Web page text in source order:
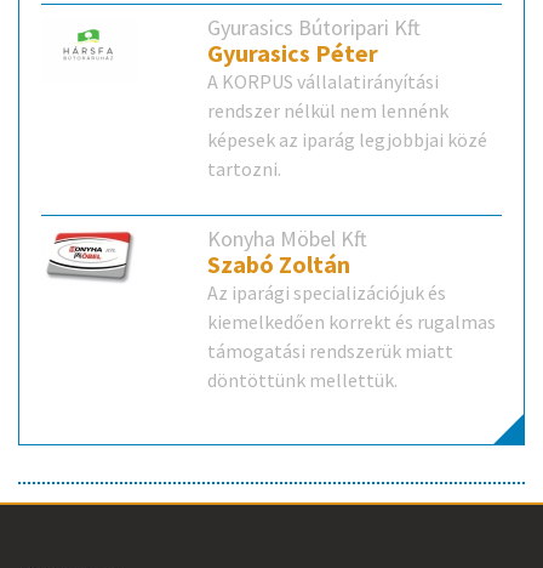
Gyurasics Bútoripari Kft.
Gyurasics Péter
A KORPUS vállalatirányítási
rendszer nélkül nem lennénk
képesek az iparág legjobbjai közé
tartozni.
Konyha Möbel Kft.
Szabó Zoltán
Az iparági specializációjuk és
kiemelkedően korrekt és rugalmas
támogatási rendszerük miatt
döntöttünk mellettük.